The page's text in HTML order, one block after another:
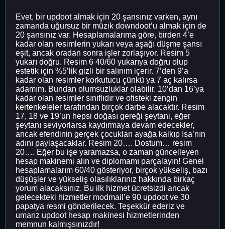
Evet, bir updoot almak için 20 şansınız varken, aynı
zamanda uğursuz bir müzik downdoot’u almak için de
20 şansınız var. Hesaplamalarıma göre, birden 4’e
kadar olan resimlerin yukarı veya aşağı düşme şansı
eşit, ancak oradan sonra işler zorlaşıyor. Resim 5
yukarı doğru. Resim 6 40/60 yukarıya doğru olup
estetik için %5’lik gizli bir salınım içerir. 7’den 9’a
kadar olan resimler korkutucu çünkü ya 7 aç kalırsa
adamım. Bundan olumsuzluklar olabilir. 10’dan 16’ya
kadar olan resimler sınıflıdır ve ofisteki zengin
kertenkeleler tarafından birçok darbe alacaktır. Resim
17, 18 ve 19’un hepsi doğası gereği şeytani, eğer
şeytanı seviyorlarsa kaydırmaya devam edecekler,
ancak efendinin gerçek çocukları ayağa kalkıp İsa’nın
adını paylaşacaklar. Resim 20…. Dostum… resim
20…. Eğer bu işe yaramazsa, o zaman güncelleyen
hesap makinemi alın ve diplomamı parçalayın! Genel
hesaplamalarım 60/40 gösteriyor, birçok yükseliş, bazı
düşüşler ve yükseliş olasılıklarınız hakkında birkaç
yorum alacaksınız. Bu ilk hizmet ücretsizdi ancak
gelecekteki hizmetler modmail’e 90 updoot ve 30
papatya resmi gönderilecek. Teşekkür ederiz ve
umarız updoot hesap makinesi hizmetlerinden
memnun kalmışsınızdır!